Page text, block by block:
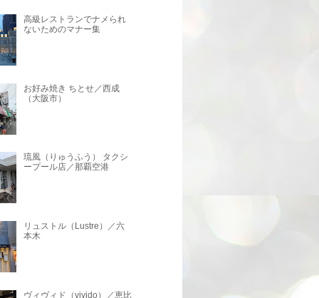
高級レストランでナメられ
ないためのマナー集
お好み焼き ちとせ／西成
（大阪市）
琉風（りゅうふう） タクシ
ープール店／那覇空港
リュストル（Lustre）／六
本木
ヴィヴィド（vivido）／恵比